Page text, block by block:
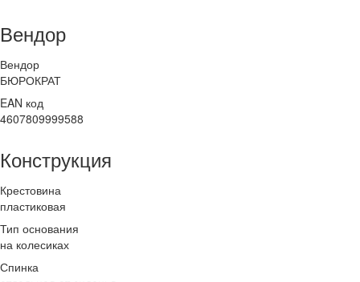
Вендор
Вендор
БЮРОКРАТ
EAN код
4607809999588
Конструкция
Крестовина
пластиковая
Тип основания
на колесиках
Спинка